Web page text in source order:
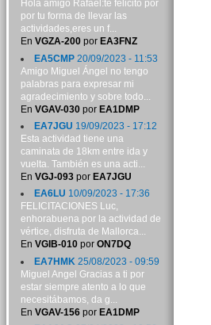
Hola amigo Rafael:te felicito por
por tu forma de llevar las
actividades,eres un f...
En VGZA-200por EA3FNZ
EA5CMP20/09/2023 - 11:53
Amigo Miguel Ángel no tengo
palabras para expresar mi
agradecimiento y sobre todo...
En VGAV-030por EA1DMP
EA7JGU 19/09/2023 - 17:12
Esta actividad tiene una
caminata de 18km entre ida y
vuelta. También es una acti...
En VGJ-093por EA7JGU
EA6LU 10/09/2023 - 17:36
FELICITACIONES Luc,
enhorabuena por la actividad de
vértice, disfruta de Mallorca...
En VGIB-010por ON7DQ
EA7HMK 25/08/2023 - 09:59
Miguel Angel Gracias a ti por
estar siempre atento a lo que
necesitábamos, da g...
En VGAV-156por EA1DMP